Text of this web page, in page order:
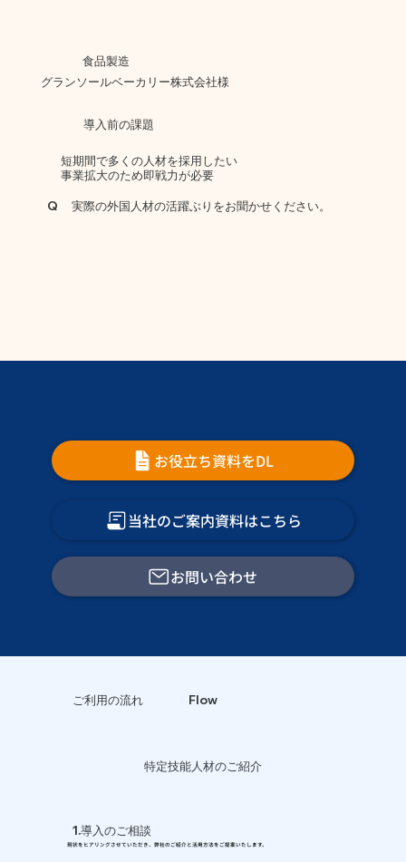
お役立ち資料をDL
当社のご案内資料はこちら
お問い合わせ
食品製造
グランソールベーカリー株式会社様
導入前の課題
短期間で多くの人材を採用したい
事業拡大のため即戦力が必要
Q 実際の外国人材の活躍ぶりをお聞かせください。
Flow
ご利用の流れ
特定技能人材のご紹介
1.導入のご相談
現状をヒアリングさせていただき、弊社のご紹介と活用方法をご提案いたします。